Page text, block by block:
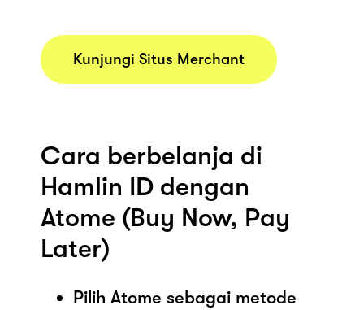
Kunjungi Situs Merchant
Cara berbelanja di
Hamlin ID dengan
Atome (Buy Now, Pay
Later)
Pilih Atome sebagai metode